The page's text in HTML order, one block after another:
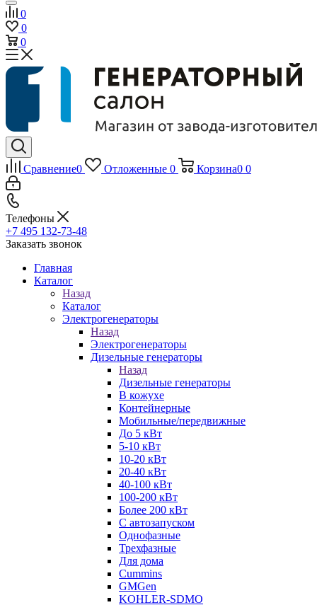
0
0
0
Сравнение0 Отложенные 0 Корзина0 0
Телефоны
+7 495 132-73-48
Заказать звонок
Главная
Каталог
Назад
Каталог
Электрогенераторы
Назад
Электрогенераторы
Дизельные генераторы
Назад
Дизельные генераторы
В кожухе
Контейнерные
Мобильные/передвижные
До 5 кВт
5-10 кВт
10-20 кВт
20-40 кВт
40-100 кВт
100-200 кВт
Более 200 кВт
С автозапуском
Однофазные
Трехфазные
Для дома
Cummins
GMGen
KOHLER-SDMO